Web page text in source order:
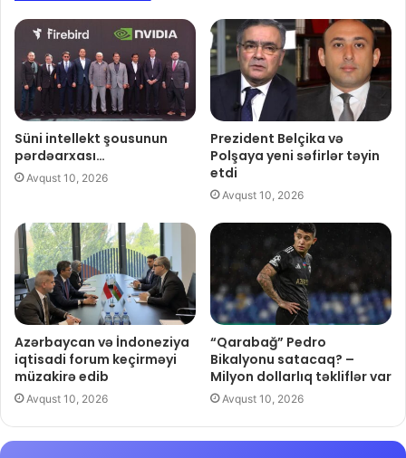
Süni intellekt şousunun
pərdəarxası…
Avqust 10, 2026
Prezident Belçika və
Polşaya yeni səfirlər təyin
etdi
Avqust 10, 2026
Azərbaycan və İndoneziya
iqtisadi forum keçirməyi
müzakirə edib
Avqust 10, 2026
“Qarabağ” Pedro
Bikalyonu satacaq? –
Milyon dollarlıq təkliflər var
Avqust 10, 2026